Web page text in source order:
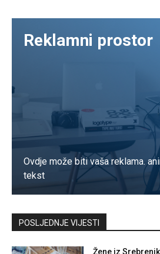
Reklamni prostor
Ovdje može biti vaša reklama.
tekst
Kontaktirajte nas
POSLJEDNJE VIJESTI
Žene iz